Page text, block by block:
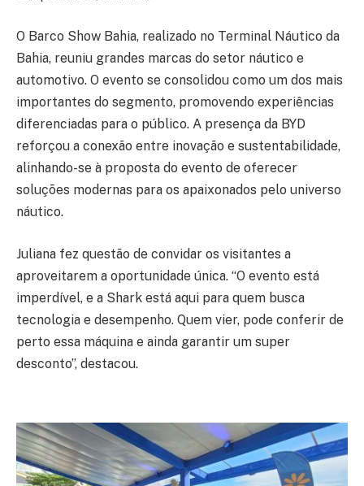
O Barco Show Bahia, realizado no Terminal Náutico da
Bahia, reuniu grandes marcas do setor náutico e
automotivo. O evento se consolidou como um dos mais
importantes do segmento, promovendo experiências
diferenciadas para o público. A presença da BYD
reforçou a conexão entre inovação e sustentabilidade,
alinhando-se à proposta do evento de oferecer
soluções modernas para os apaixonados pelo universo
náutico.
Juliana fez questão de convidar os visitantes a
aproveitarem a oportunidade única. “O evento está
imperdível, e a Shark está aqui para quem busca
tecnologia e desempenho. Quem vier, pode conferir de
perto essa máquina e ainda garantir um super
desconto”, destacou.